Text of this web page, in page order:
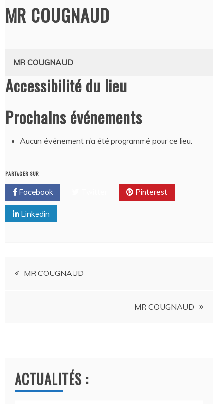
MR COUGNAUD
MR COUGNAUD
Accessibilité du lieu
Prochains événements
Aucun événement n’a été programmé pour ce lieu.
PARTAGER SUR
Facebook Pinterest
Linkedin
Navigation
MR COUGNAUD
MR COUGNAUD
ACTUALITÉS :